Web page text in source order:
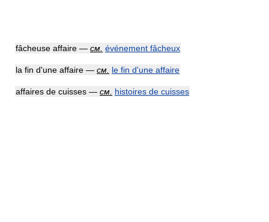
fâcheuse affaire — см. événement fâcheux
la fin d'une affaire — см. le fin d'une affaire
affaires de cuisses — см. histoires de cuisses